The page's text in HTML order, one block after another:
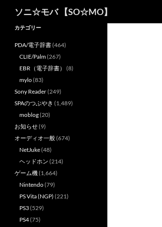
ソニ☆モバ 【SO☆MO】
カテゴリー
PDA/電子辞書(464)
CLIE/Palm(267)
EBR（電子辞書） (8)
mylo(83)
Sony Reader(249)
SPAのつぶやき (1,489)
moblog(20)
お知らせ(9)
オーディオ一般(674)
NetJuke(48)
ヘッドホン (214)
ゲーム機(1,664)
Nintendo(79)
PS Vita (NGP) (221)
PS3(529)
PS4(75)